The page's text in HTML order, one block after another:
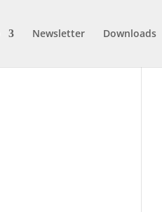
Newsletter Downloads